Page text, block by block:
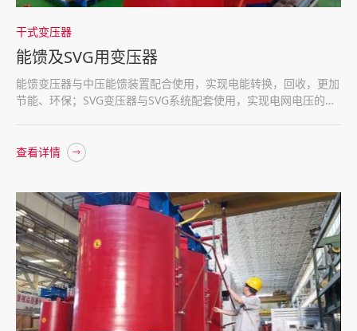
干式变压器
能馈及SVG用变压器
能馈变压器与中压能馈装置配合使用，实现电能转换，回收，更加
节能、环保；SVG变压器与SVG系统配套使用，实现电网电压的平
查看详情